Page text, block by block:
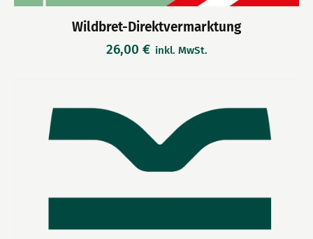
Wildbret-Direktvermarktung
26,00 € inkl. MwSt.